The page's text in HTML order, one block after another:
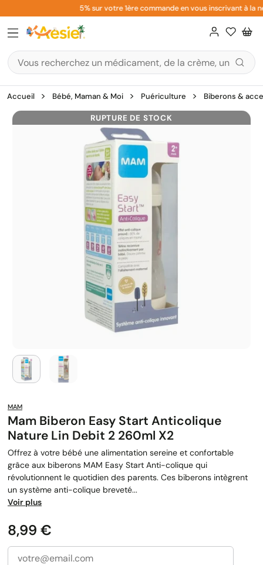
au
contenu
5% sur votre 1ère commande en vous inscrivant à la
Accueil Bébé, Maman & Moi Puériculture Biberons &
RUPTURE DE STOCK
MAM
Mam Biberon Easy Start Anticolique
Nature Lin Debit 2 260ml X2
Offrez à votre bébé une alimentation sereine et confortable
grâce aux biberons MAM Easy Start Anti-colique qui
révolutionnent le quotidien des parents. Ces biberons intègrent
un système anti-colique breveté...
Voir plus
Prix
8,99 €